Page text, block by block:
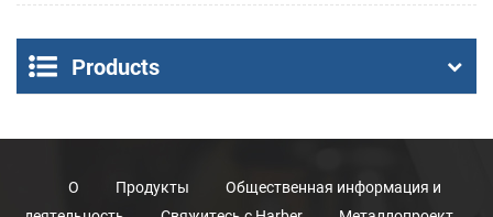
Products
О Продукты
Общественная информация и